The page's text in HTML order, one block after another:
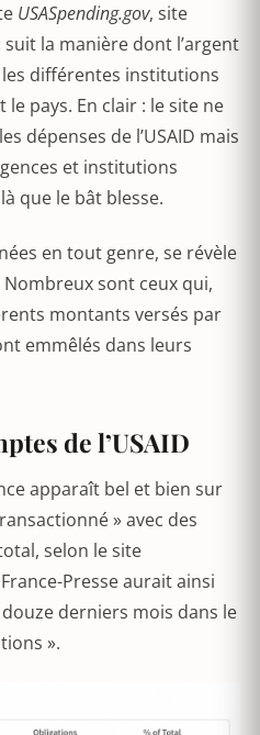
USASpending.gov, site
la manière dont l’argent
différentes institutions
pays. En clair : le site ne
dépenses de l’USAID mais
et institutions
que le bât blesse.
en tout genre, se révèle
sont ceux qui,
montants versés par
emmêlés dans leurs
de l’USAID
apparaît bel et bien sur
» avec des
selon le site
France-Presse aurait ainsi
derniers mois dans le
».